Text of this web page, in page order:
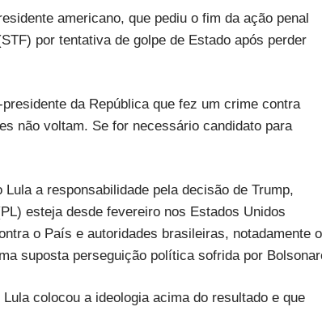
americano, que pediu o fim da ação penal
por tentativa de golpe de Estado após perder
da República que fez um crime contra
não voltam. Se for necessário candidato para
a responsabilidade pela decisão de Trump,
esteja desde fevereiro nos Estados Unidos
o País e autoridades brasileiras, notadamente o
suposta perseguição política sofrida por
colocou a ideologia acima do resultado e que